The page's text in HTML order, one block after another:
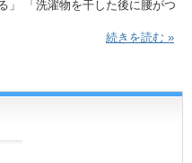
」 「洗濯物を干した後に腰がつ
続きを読む »